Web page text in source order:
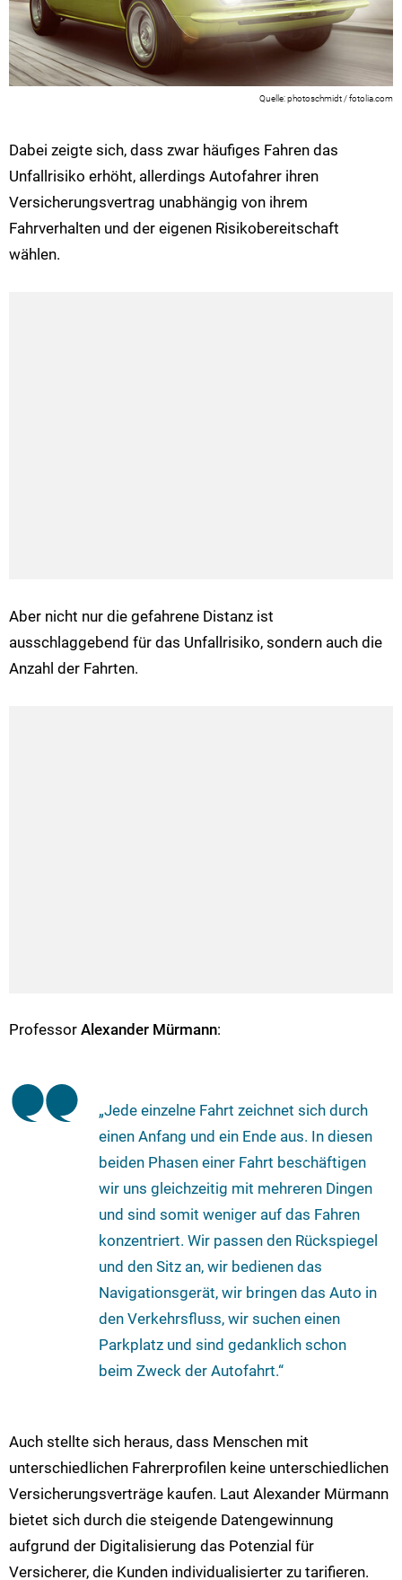
photoschmidt / fotolia.com
Dabei zeigte sich, dass zwar häufiges Fahren das
Unfallrisiko erhöht, allerdings Autofahrer ihren
Versicherungsvertrag unabhängig von ihrem
Fahrverhalten und der eigenen Risikobereitschaft
wählen.
Aber nicht nur die gefahrene Distanz ist
ausschlaggebend für das Unfallrisiko, sondern auch die
Anzahl der Fahrten.
Professor Alexander Mürmann:
„Jede einzelne Fahrt zeichnet sich durch
einen Anfang und ein Ende aus. In diesen
beiden Phasen einer Fahrt beschäftigen
wir uns gleichzeitig mit mehreren Dingen
und sind somit weniger auf das Fahren
konzentriert. Wir passen den Rückspiegel
und den Sitz an, wir bedienen das
Navigationsgerät, wir bringen das Auto in
den Verkehrsfluss, wir suchen einen
Parkplatz und sind gedanklich schon
beim Zweck der Autofahrt.“
Auch stellte sich heraus, dass Menschen mit
unterschiedlichen Fahrerprofilen keine unterschiedlichen
Versicherungsverträge kaufen. Laut Alexander Mürmann
bietet sich durch die steigende Datengewinnung
aufgrund der Digitalisierung das Potenzial für
Versicherer, die Kunden individualisierter zu tarifieren.